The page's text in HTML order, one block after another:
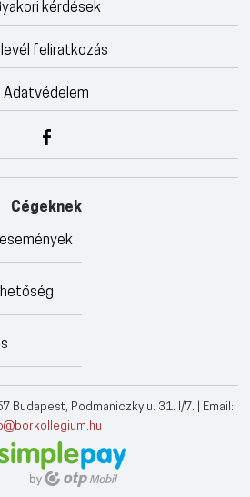
kérdések
feliratkozás
Adatvédelem
Cégeknek
Budapest, Podmaniczky u. 31. I/7. | Email: